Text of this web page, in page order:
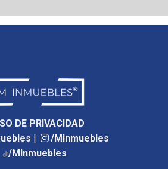
DE PRIVACIDAD
|
/MInmuebles
/MInmuebles